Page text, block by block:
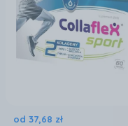
od 37,68 zł